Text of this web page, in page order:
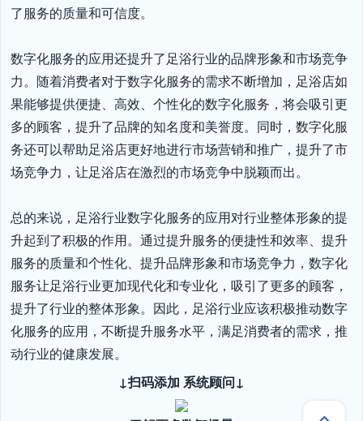
了服务的质量和可信度。
数字化服务的应用还提升了足浴行业的品牌形象和市场竞争
力。随着消费者对于数字化服务的需求不断增加，足浴店如
果能够提供便捷、高效、个性化的数字化服务，将会吸引更
多的顾客，提升了品牌的知名度和美誉度。同时，数字化服
务还可以帮助足浴店更好地进行市场营销和推广，提升了市
场竞争力，让足浴店在激烈的市场竞争中脱颖而出。
总的来说，足浴行业数字化服务的应用对行业整体形象的提
升起到了积极的作用。通过提升服务的便捷性和效率、提升
服务的质量和个性化、提升品牌形象和市场竞争力，数字化
服务让足浴行业更加现代化和专业化，吸引了更多的顾客，
提升了行业的整体形象。因此，足浴行业应该积极推动数字
化服务的应用，不断提升服务水平，满足消费者的需求，推
动行业的健康发展。
↓扫码添加 系统顾问↓